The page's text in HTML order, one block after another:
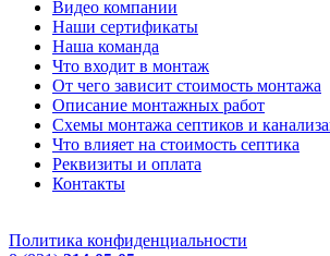
Видео компании
Наши сертификаты
Наша команда
Что входит в монтаж
От чего зависит стоимость монтажа
Описание монтажных работ
Схемы монтажа септиков и
Что влияет на стоимость септика
Реквизиты и оплата
Контакты
Политика конфиденциальности